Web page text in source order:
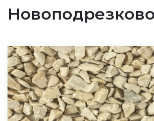
Новоподрезково